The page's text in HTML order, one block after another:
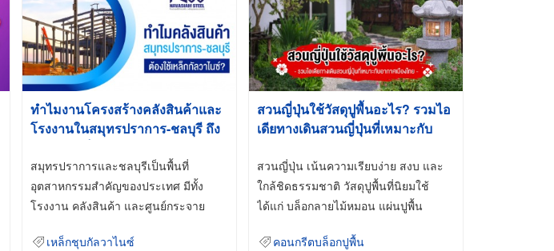
ทำไมงานโครงสร้างคลังสินค้าและ
โรงงานในสมุทรปราการ-ชลบุรี ถึง
Galvanized)
สมุทรปราการและชลบุรีเป็นพื้นที่
อุตสาหกรรมสำคัญของประเทศ มีทั้ง
โรงงาน คลังสินค้า และศูนย์กระจาย
เหล็กชุบกัลวาไนซ์
สวนญี่ปุ่นใช้วัสดุปูพื้นอะไร? รวมไอ
เดียทางเดินสวนญี่ปุ่นที่เหมาะกับ
สวนญี่ปุ่น เน้นความเรียบง่าย สงบ และ
ใกล้ชิดธรรมชาติ วัสดุปูพื้นที่นิยมใช้
ได้แก่ บล็อกลายไม้หมอน แผ่นปูพื้น
คอนกรีตบล็อกปูพื้น